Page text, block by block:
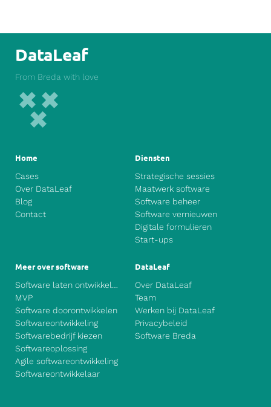
DataLeaf
From Breda with love
Home
Cases
Over DataLeaf
Blog
Contact
Diensten
Strategische sessies
Maatwerk software
Software beheer
Software vernieuwen
Digitale formulieren
Start-ups
Meer over software
MVP
Software doorontwikkelen
Softwareontwikkeling
Softwarebedrijf kiezen
Softwareoplossing
Agile softwareontwikkeling
Softwareontwikkelaar
DataLeaf
Over DataLeaf
Team
Werken bij DataLeaf
Privacybeleid
Software Breda